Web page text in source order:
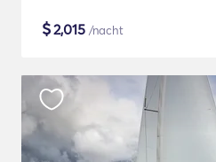
$2,015 /nacht